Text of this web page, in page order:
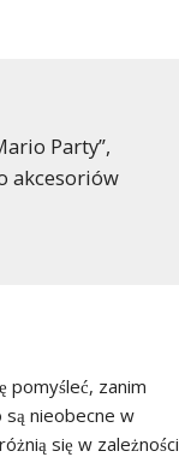
Party”,
akcesoriów
pomyśleć, zanim
są nieobecne w
się w zależności